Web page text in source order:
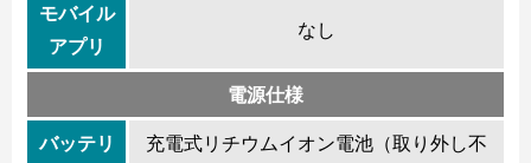
モバイル
アプリ
なし
電源仕様
バッテリ
充電式リチウムイオン電池（取り外し不